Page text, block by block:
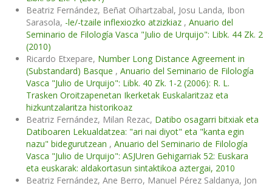
Beatriz Fernández, Beñat Oihartzabal, Josu Landa, Ibon
Sarasola, -le/-tzaile inflexiozko atzizkiaz , Anuario del
Seminario de Filología Vasca "Julio de Urquijo": Libk. 44 Zk. 2
(2010)
Ricardo Etxepare, Number Long Distance Agreement in
(Substandard) Basque , Anuario del Seminario de Filología
Vasca "Julio de Urquijo": Libk. 40 Zk. 1-2 (2006): R. L.
Trasken Oroitzapenetan Ikerketak Euskalaritzaz eta
hizkuntzalaritza historikoaz
Beatriz Fernández, Milan Rezac, Datibo osagarri bitxiak eta
Datiboaren Lekualdatzea: "ari nai diyot" eta "kanta egin
nazu" bidegurutzean , Anuario del Seminario de Filología
Vasca "Julio de Urquijo": ASJUren Gehigarriak 52: Euskara
eta euskarak: aldakortasun sintaktikoa aztergai, 2010
Beatriz Fernández, Ane Berro, Manuel Pérez Saldanya, Jon